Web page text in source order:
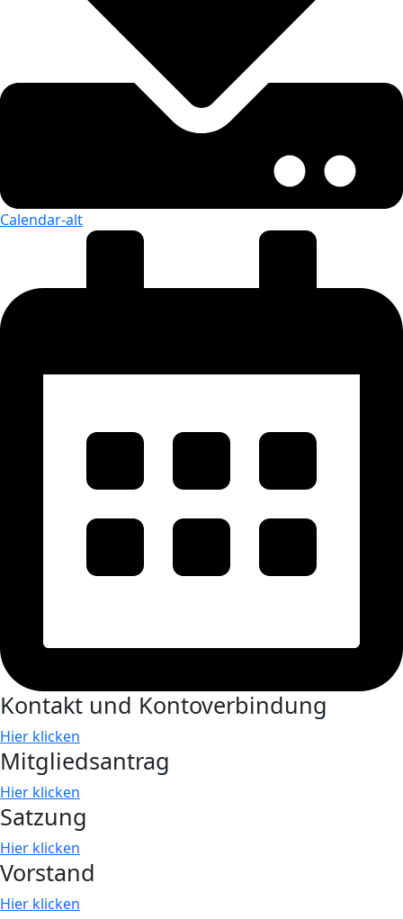
Calendar-alt
Kontakt und Kontoverbindung
Hier klicken
Mitgliedsantrag
Hier klicken
Satzung
Hier klicken
Vorstand
Hier klicken